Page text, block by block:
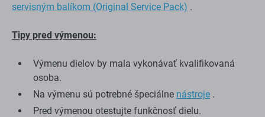
servisným balíkom (Original Service Pack) .
Tipy pred výmenou:
Výmenu dielov by mala vykonávať kvalifikovaná
osoba.
Na výmenu sú potrebné špeciálne nástroje .
Pred výmenou otestujte funkčnosť dielu.